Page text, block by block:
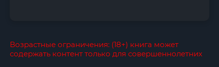
Возрастные ограничения: (18+) книга может
содержать контент только для совершеннолетних